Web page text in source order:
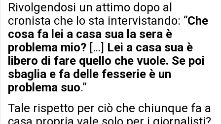
Rivolgendosi un attimo dopo al
cronista che lo sta intervistando: “Che
cosa fa lei a casa sua la sera è
problema mio? […] Lei a casa sua è
libero di fare quello che vuole. Se poi
sbaglia e fa delle fesserie è un
problema suo.”
Tale rispetto per ciò che chiunque fa a